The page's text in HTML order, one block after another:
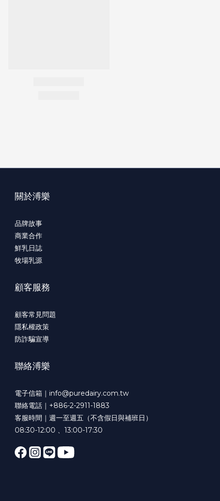
關於溥樂
品牌故事
商業合作
鮮乳日誌
牧場乳源
顧客服務
顧客常見問題
隱私權政策
防詐騙宣導
聯絡溥樂
電子信箱｜ info@puredairy.com.tw
聯絡電話｜+886-2-2911-1883
客服時間｜週一至週五（不含假日與補班日）
08:30-12:00 、13:00-17:30